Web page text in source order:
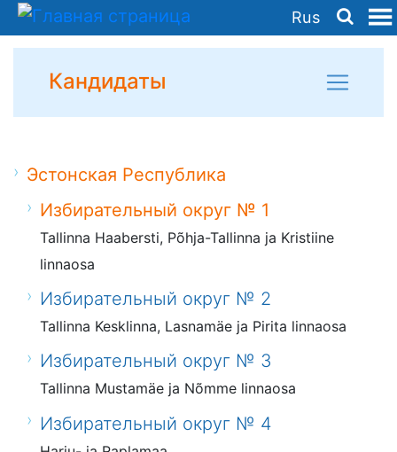
Rus
Кандидаты
Эстонская Республика
Избирательный округ № 1
Tallinna Haabersti, Põhja-Tallinna ja Kristiine
linnaosa
Избирательный округ № 2
Tallinna Kesklinna, Lasnamäe ja Pirita linnaosa
Избирательный округ № 3
Tallinna Mustamäe ja Nõmme linnaosa
Избирательный округ № 4